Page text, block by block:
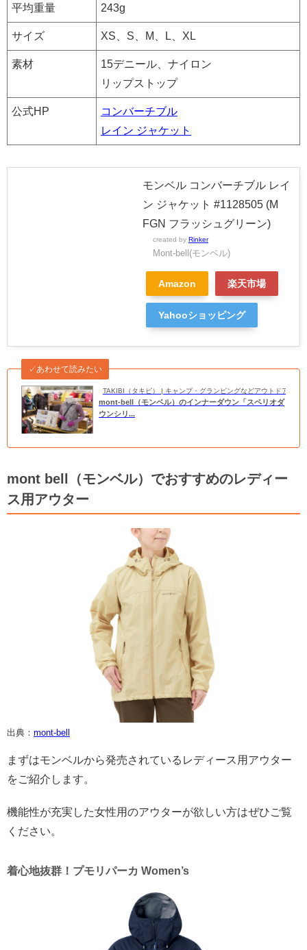
平均重量 243g
サイズ XS、S、M、L、XL
素材
15デニール、ナイロン
リップストップ
公式HP
コンバーチブル
レイン ジャケット
モンベル コンバーチブル レイ
ン ジャケット #1128505 (M
FGN フラッシュグリーン)
created by Rinker
Mont-bell(モンベル)
Amazon 楽天市場
Yahooショッピング
TAKIBI（タキビ） | キャンプ・グランピングなどアウトドアの総
✓あわせて読みたい
mont-bell（モンベル）のインナーダウン「スペリオダ
ウンシリ...
mont bell（モンベル）でおすすめのレディー
ス用アウター
出典： mont-bell
まずはモンベルから発売されているレディース用アウター
をご紹介します。
機能性が充実した女性用のアウターが欲しい方はぜひご覧
ください。
着心地抜群！プモリパーカ Women’s